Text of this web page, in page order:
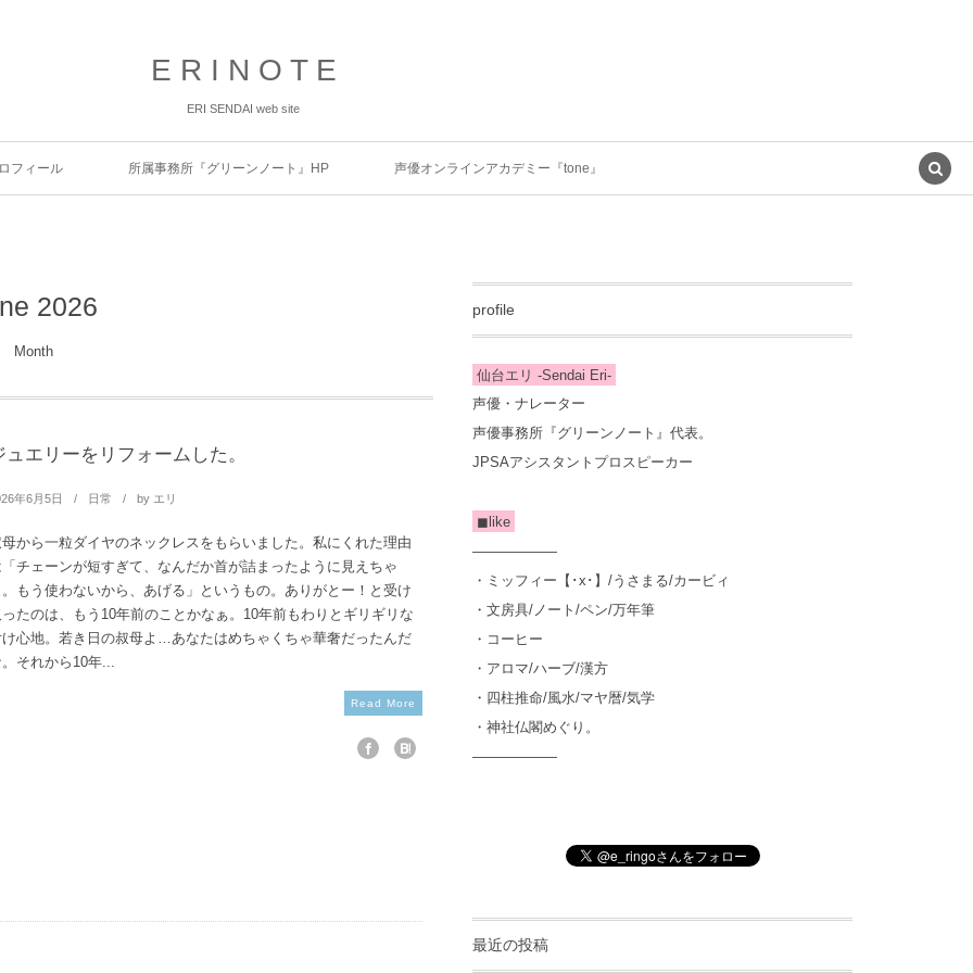
E R I N O T E
ERI SENDAI web site
フィール 所属事務所『グリーンノート』HP 声優オンラインアカデミー『tone』
2026
Month
ュエリーをリフォームした。
年6月5日 日常 by エリ
から一粒ダイヤのネックレスをもらいました。私にくれた理由
チェーンが短すぎて、なんだか首が詰まったように見えちゃ
もう使わないから、あげる」というもの。ありがとー！と受け
たのは、もう10年前のことかなぁ。10年前もわりとギリギリな
け心地。若き日の叔母よ…あなたはめちゃくちゃ華奢だったんだ
それから10年...
Read More
profile
仙台エリ -Sendai Eri-
声優・ナレーター
声優事務所『グリーンノート』代表。
JPSAアシスタントプロスピーカー
◼︎like
——————
・ミッフィー【･x･】/うさまる/カービィ
・文房具/ノート/ペン/万年筆
・コーヒー
・アロマ/ハーブ/漢方
・四柱推命/風水/マヤ暦/気学
・神社仏閣めぐり。
——————
最近の投稿